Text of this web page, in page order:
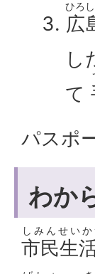
広
ひろ
し
て
パスポ
わか
市民生
しみんせいか